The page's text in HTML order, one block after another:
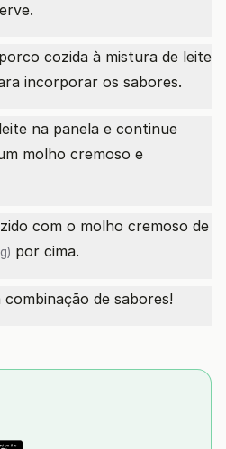
cozida à mistura de leite
incorporar os sabores.
na panela e continue
molho cremoso e
com o molho cremoso de
por cima.
de sabores!